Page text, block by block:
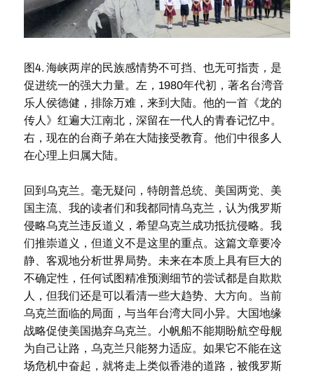
图4. 海峡两岸的民族感情势不可挡、也无可指责，是
促进统一的强大力量。左，1980年代初，著名台湾音
乐人侯德健，排除万难，来到大陆。他的一首《龙的
传人》红遍大江南北，深留在一代人的青春记忆中。
右，现在的台商子弟在大陆接受教育。他们中很多人
在心理上归属大陆。
回到乌克兰。毫无疑问，特朗普总统、美国两党、美
国主流、我的读者们和我都同情乌克兰，认为俄罗斯
侵略乌克兰违反道义，希望乌克兰成功抵抗侵略。我
们推崇道义，但道义不是这里的重点。这篇文章要冷
静、客观地分析世界局势。未来在本质上具有巨大的
不确定性，任何试图精准预测细节的尝试都是自欺欺
人，但我们还是可以看清一些大趋势、大方向。当前
乌克兰面临的局面，与当年台湾大同小异。大国地缘
战略促使美国抛弃乌克兰。小帆船不能期盼航空母舰
为自己让路，乌克兰只能努力适应。如果它不能在这
场危机中奋起，就将走上类似香港的道路，被俄罗斯